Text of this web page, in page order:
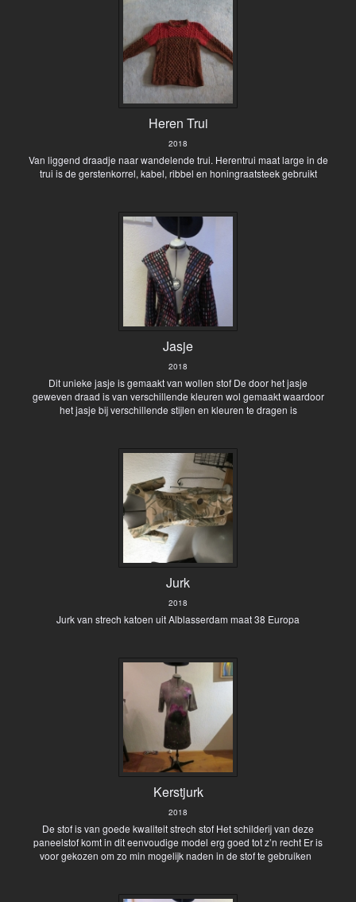
Heren Trui
2018
Van liggend draadje naar wandelende trui. Herentrui maat large in de
trui is de gerstenkorrel, kabel, ribbel en honingraatsteek gebruikt
Jasje
2018
Dit unieke jasje is gemaakt van wollen stof De door het jasje
geweven draad is van verschillende kleuren wol gemaakt waardoor
het jasje bij verschillende stijlen en kleuren te dragen is
Jurk
2018
Jurk van strech katoen uit Alblasserdam maat 38 Europa
Kerstjurk
2018
De stof is van goede kwaliteit strech stof Het schilderij van deze
paneelstof komt in dit eenvoudige model erg goed tot z’n recht Er is
voor gekozen om zo min mogelijk naden in de stof te gebruiken